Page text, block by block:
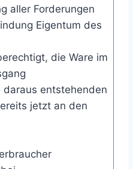
aller Forderungen
Eigentum des
die Ware im
entstehenden
jetzt an den